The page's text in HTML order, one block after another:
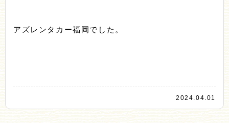
アズレンタカー福岡でした。
2024.04.01